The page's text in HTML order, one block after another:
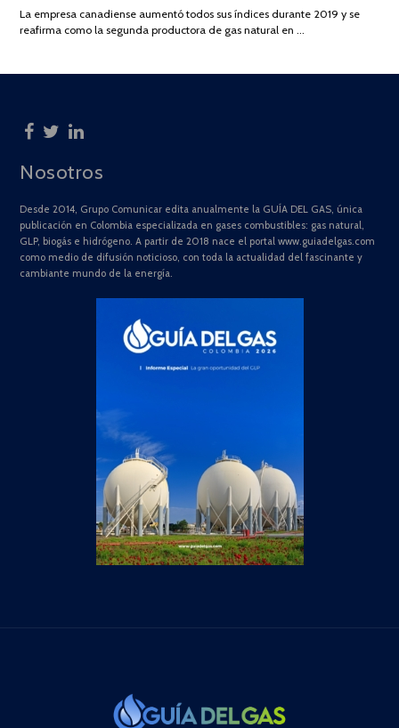
2025
La empresa canadiense aumentó todos sus índices durante 2019 y se
reafirma como la segunda productora de gas natural en …
Nosotros
Desde 2014, Grupo Comunicar edita anualmente la GUÍA DEL GAS, única
publicación en Colombia especializada en gases combustibles: gas natural,
GLP, biogás e hidrógeno. A partir de 2018 nace el portal www.guiadelgas.com
como medio de difusión noticioso, con toda la actualidad del fascinante y
cambiante mundo de la energía.